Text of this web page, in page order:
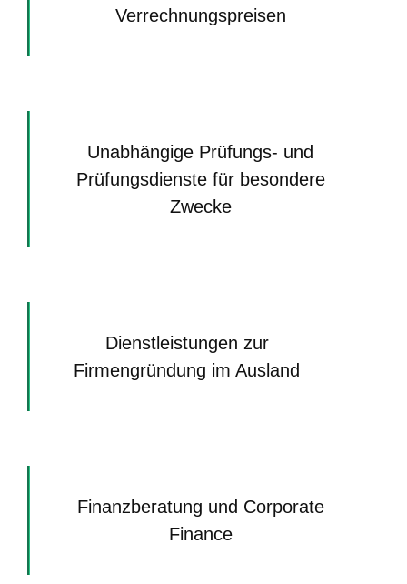
Verrechnungspreisen
Unabhängige Prüfungs- und
Prüfungsdienste für besondere
Zwecke
Dienstleistungen zur
Firmengründung im Ausland
Finanzberatung und Corporate
Finance